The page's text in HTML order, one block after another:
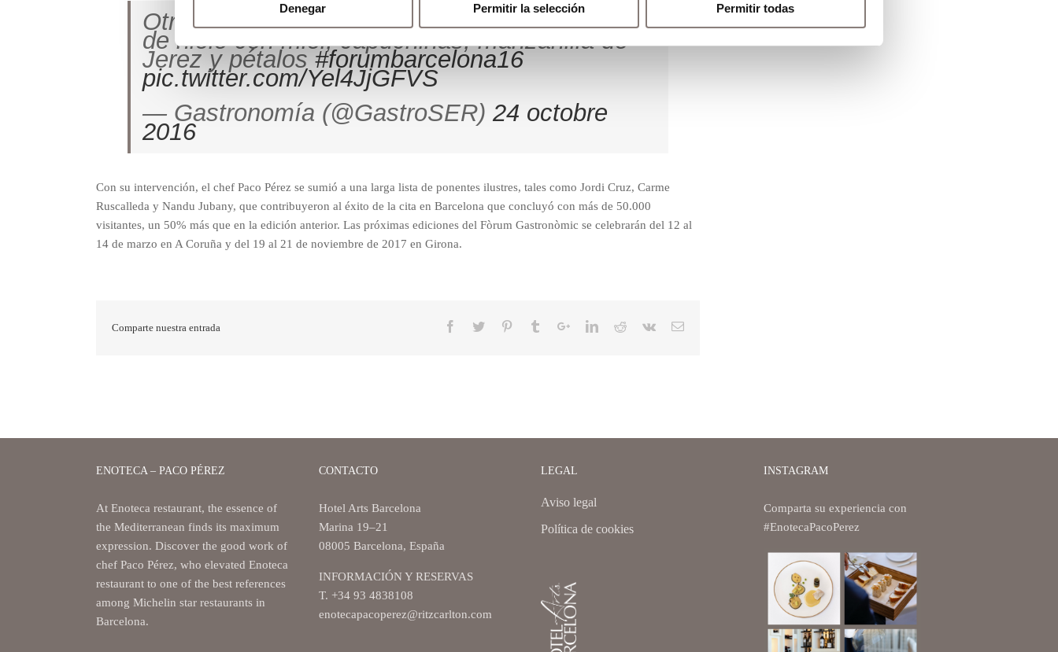
Denegar Permitir la selección Permitir todas
Otro bocado de@Miramar_P_Perez: un ‘jardín’
de hielo con miel, capuchinas, manzanilla de
Jerez y pétalos #forumbarcelona16
pic.twitter.com/Yel4JjGFVS
— Gastronomía (@GastroSER) 24 octobre
2016
Con su intervención, el chef Paco Pérez se sumió a una larga lista de ponentes ilustres, tales como Jordi Cruz, Carme
Ruscalleda y Nandu Jubany, que contribuyeron al éxito de la cita en Barcelona que concluyó con más de 50.000
visitantes, un 50% más que en la edición anterior. Las próximas ediciones del Fòrum Gastronòmic se celebrarán del 12 al
14 de marzo en A Coruña y del 19 al 21 de noviembre de 2017 en Girona.
Comparte nuestra entrada
ENOTECA – PACO PÉREZ
At Enoteca restaurant, the essence of
the Mediterranean finds its maximum
expression. Discover the good work of
chef Paco Pérez, who elevated Enoteca
restaurant to one of the best references
among Michelin star restaurants in
Barcelona.
CONTACTO
Hotel Arts Barcelona
Marina 19–21
08005 Barcelona, España
INFORMACIÓN Y RESERVAS
T. +34 93 4838108
enotecapacoperez@ritzcarlton.com
LEGAL
Aviso legal
Política de cookies
INSTAGRAM
Comparta su experiencia con
#EnotecaPacoPerez